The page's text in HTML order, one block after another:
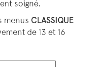
soigné.
menus CLASSIQUE
de 13 et 16